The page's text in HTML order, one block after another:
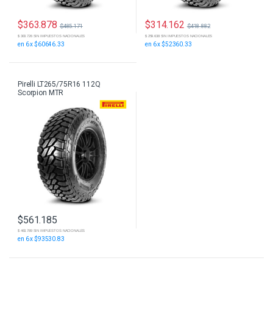
$363.878 $485.171
$ 300.726 SIN IMPUESTOS NACIONALES
en 6 x $60646.33
$314.162 $418.882
$ 259.638 SIN IMPUESTOS NACIONALES
en 6 x $52360.33
Pirelli LT265/75R16 112Q
Scorpion MTR
$561.185
$ 463.789 SIN IMPUESTOS NACIONALES
en 6 x $93530.83